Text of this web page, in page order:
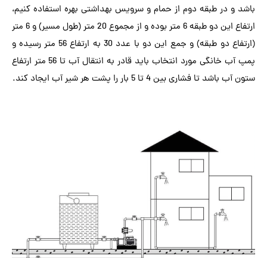
باشد و در طبقه دوم از حمام و سرویس بهداشتی بهره استفاده کنیم،
ارتفاع این دو طبقه 6 متر بوده و از مجموع 20 متر (طول مسیر) و 6 متر
(ارتفاع دو طبقه) و جمع این دو با عدد 30 به ارتفاع 56 متر رسیده و
پمپ آب خانگی مورد انتخاب باید قادر به انتقال آب تا 56 متر ارتفاع
ستون آب باشد تا فشاری بین 4 تا 5 بار را پشت هر شیر آب ایجاد کند.